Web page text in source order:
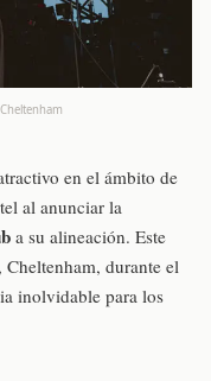
en el ámbito de
al anunciar la
a su alineación. Este
Cheltenham, durante el
inolvidable para los